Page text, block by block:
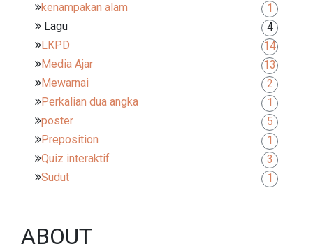
kenampakan alam
1
Lagu
4
LKPD
14
Media Ajar
13
Mewarnai
2
Perkalian dua angka
1
poster
5
Preposition
1
Quiz interaktif
3
Sudut
1
ABOUT